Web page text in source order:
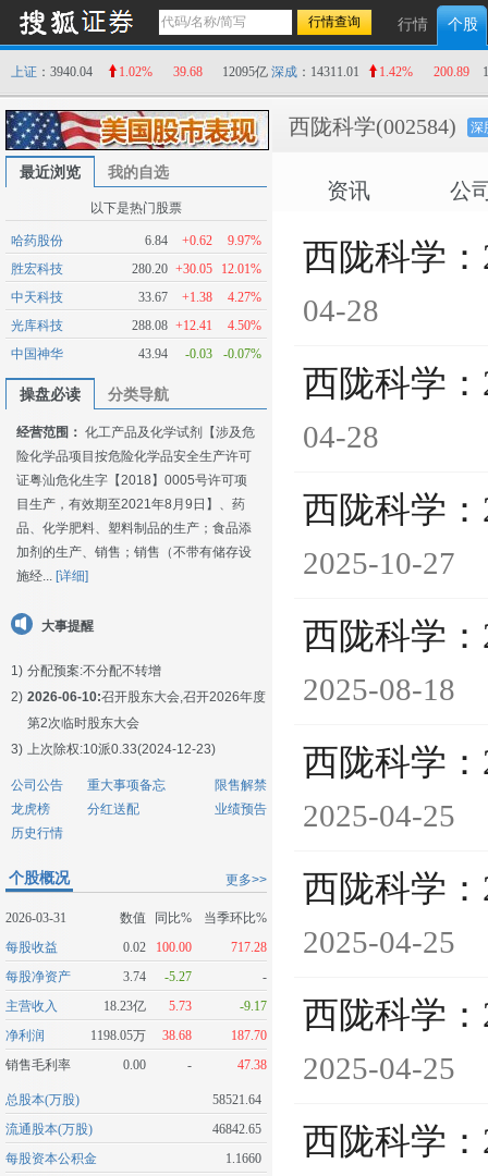
行情 个股
上证 ：3940.04 1.02% 39.68 12095亿 深成 ：14311.01 1.42% 200.89
最近浏览 我的自选
以下是热门股票
哈药股份 6.84 +0.62
9.97%
胜宏科技
280.20 +30.05
12.01%
中天科技
33.67 +1.38
4.27%
光库科技
288.08 +12.41
4.50%
中国神华
43.94 -0.03 -0.07%
操盘必读 分类导航
经营范围： 化工产品及化学试剂【涉及危
险化学品项目按危险化学品安全生产许可
证粤汕危化生字【2018】0005号许可项
目生产，有效期至2021年8月9日】、药
品、化学肥料、塑料制品的生产；食品添
加剂的生产、销售；销售（不带有储存设
施经... [详细]
大事提醒
1) 分配预案:不分配不转增
2) 2026-06-10:召开股东大会,召开2026年度
第2次临时股东大会
3) 上次除权:10派0.33(2024-12-23)
公司公告 重大事项备忘
限售解禁
龙虎榜
分红送配
业绩预告
历史行情
更多>>
个股概况
2026-03-31 数值 同比%
当季环比%
每股收益
0.02 100.00
717.28
每股净资产
3.74 -5.27
-
主营收入
18.23亿 5.73
-9.17
净利润
1198.05万 38.68
187.70
销售毛利率
0.00 - 47.38
总股本(万股)
58521.64
流通股本(万股)
46842.65
每股资本公积金
1.1660
西陇科学(002584) 深
资讯 公
西陇科学
04-28
西陇科学
04-28
西陇科学
2025-10-27
西陇科学
2025-08-18
西陇科学
2025-04-25
西陇科学
2025-04-25
西陇科学
2025-04-25
西陇科学